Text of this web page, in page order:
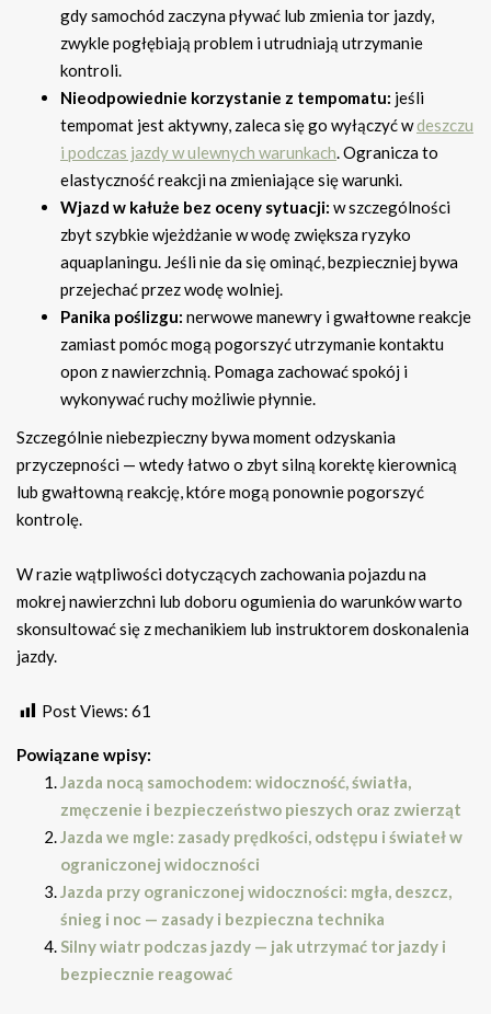
gdy samochód zaczyna pływać lub zmienia tor jazdy,
zwykle pogłębiają problem i utrudniają utrzymanie
kontroli.
Nieodpowiednie korzystanie z tempomatu: jeśli
tempomat jest aktywny, zaleca się go wyłączyć wdeszczu
i podczas jazdy w ulewnych warunkach. Ogranicza to
elastyczność reakcji na zmieniające się warunki.
Wjazd w kałuże bez oceny sytuacji: w szczególności
zbyt szybkie wjeżdżanie w wodę zwiększa ryzyko
aquaplaningu. Jeśli nie da się ominąć, bezpieczniej bywa
przejechać przez wodę wolniej.
Panika poślizgu: nerwowe manewry i gwałtowne reakcje
zamiast pomóc mogą pogorszyć utrzymanie kontaktu
opon z nawierzchnią. Pomaga zachować spokój i
wykonywać ruchy możliwie płynnie.
Szczególnie niebezpieczny bywa moment odzyskania
przyczepności — wtedy łatwo o zbyt silną korektę kierownicą
lub gwałtowną reakcję, które mogą ponownie pogorszyć
kontrolę.
W razie wątpliwości dotyczących zachowania pojazdu na
mokrej nawierzchni lub doboru ogumienia do warunków warto
skonsultować się z mechanikiem lub instruktorem doskonalenia
jazdy.
Post Views: 61
Powiązane wpisy:
Jazda nocą samochodem: widoczność, światła,
zmęczenie i bezpieczeństwo pieszych oraz zwierząt
Jazda we mgle: zasady prędkości, odstępu i świateł w
ograniczonej widoczności
Jazda przy ograniczonej widoczności: mgła, deszcz,
śnieg i noc — zasady i bezpieczna technika
Silny wiatr podczas jazdy — jak utrzymać tor jazdy i
bezpiecznie reagować